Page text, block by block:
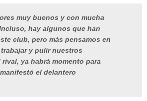
muy buenos y con mucha
hay algunos que han
club, pero más pensamos en
y pulir nuestros
ya habrá momento para
el delantero